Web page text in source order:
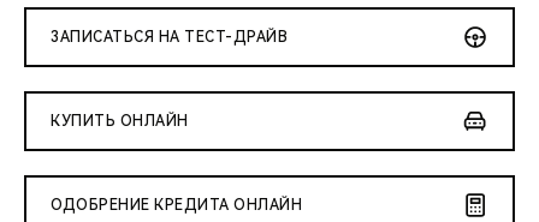
ЗАПИСАТЬСЯ НА ТЕСТ-ДРАЙВ
КУПИТЬ ОНЛАЙН
ОДОБРЕНИЕ КРЕДИТА ОНЛАЙН